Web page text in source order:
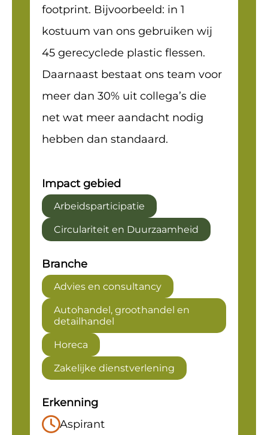
footprint. Bijvoorbeeld: in 1
kostuum van ons gebruiken wij
45 gerecyclede plastic flessen.
Daarnaast bestaat ons team voor
meer dan 30% uit collega’s die
net wat meer aandacht nodig
hebben dan standaard.
Impact gebied
Arbeidsparticipatie
Circulariteit en Duurzaamheid
Branche
Advies en consultancy
Autohandel, groothandel en
detailhandel
Horeca
Zakelijke dienstverlening
Erkenning
Aspirant